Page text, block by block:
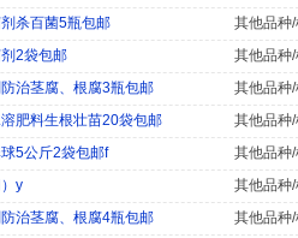
杀百菌5瓶包邮
其他品种
2袋包邮
其他品种
治茎腐、根腐3瓶包邮
其他品种
肥料生根壮苗20袋包邮
其他品种
5公斤2袋包邮f
其他品种
y
其他品种
治茎腐、根腐4瓶包邮
其他品种